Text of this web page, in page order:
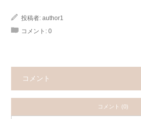
投稿者: author1
コメント: 0
コメント
コメント (0)